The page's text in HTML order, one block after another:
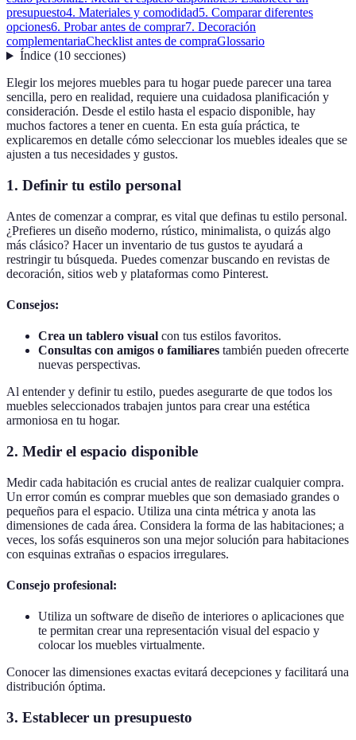
presupuesto4. Materiales y comodidad5. Comparar diferentes
opciones6. Probar antes de comprar7. Decoración
complementariaChecklist antes de compraGlossario
Índice(10 secciones)
Elegir los mejores muebles para tu hogar puede parecer una tarea
sencilla, pero en realidad, requiere una cuidadosa planificación y
consideración. Desde el estilo hasta el espacio disponible, hay
muchos factores a tener en cuenta. En esta guía práctica, te
explicaremos en detalle cómo seleccionar los muebles ideales que se
ajusten a tus necesidades y gustos.
1. Definir tu estilo personal
Antes de comenzar a comprar, es vital que definas tu estilo personal.
¿Prefieres un diseño moderno, rústico, minimalista, o quizás algo
más clásico? Hacer un inventario de tus gustos te ayudará a
restringir tu búsqueda. Puedes comenzar buscando en revistas de
decoración, sitios web y plataformas como Pinterest.
Consejos:
Crea un tablero visual con tus estilos favoritos.
Consultas con amigos o familiares también pueden ofrecerte
nuevas perspectivas.
Al entender y definir tu estilo, puedes asegurarte de que todos los
muebles seleccionados trabajen juntos para crear una estética
armoniosa en tu hogar.
2. Medir el espacio disponible
Medir cada habitación es crucial antes de realizar cualquier compra.
Un error común es comprar muebles que son demasiado grandes o
pequeños para el espacio. Utiliza una cinta métrica y anota las
dimensiones de cada área. Considera la forma de las habitaciones; a
veces, los sofás esquineros son una mejor solución para habitaciones
con esquinas extrañas o espacios irregulares.
Consejo profesional:
Utiliza un software de diseño de interiores o aplicaciones que
te permitan crear una representación visual del espacio y
colocar los muebles virtualmente.
Conocer las dimensiones exactas evitará decepciones y facilitará una
distribución óptima.
3. Establecer un presupuesto